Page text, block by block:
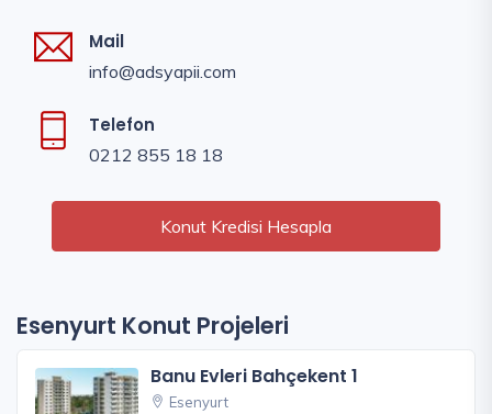
Mail
info@adsyapii.com
Telefon
0212 855 18 18
Konut Kredisi Hesapla
Esenyurt Konut Projeleri
Banu Evleri Bahçekent 1
Esenyurt